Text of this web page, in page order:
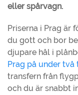
eller spårvagn.
Priserna i Prag är
du gott och bor
djupare hål i
Prag på under
transfern från
och du är snabbt